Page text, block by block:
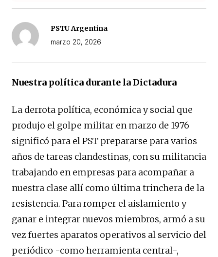
PSTU Argentina
marzo 20, 2026
Nuestra política durante la Dictadura
La derrota política, económica y social que
produjo el golpe militar en marzo de 1976
significó para el PST prepararse para varios
años de tareas clandestinas, con su militancia
trabajando en empresas para acompañar a
nuestra clase allí como última trinchera de la
resistencia. Para romper el aislamiento y
ganar e integrar nuevos miembros, armó a su
vez fuertes aparatos operativos al servicio del
periódico -como herramienta central-,